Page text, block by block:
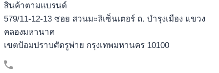
สินค้าตามแบรนด์
579/11-12-13 ซอย สวนมะลิเซ็นเตอร์ ถ. บำรุงเมือง แขวง
คลองมหานาค
เขตป้อมปราบศัตรูพ่าย กรุงเทพมหานคร 10100